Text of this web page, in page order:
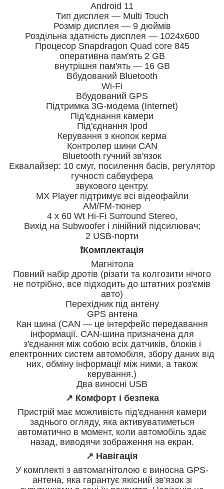
Android 11
Тип дисплея — Multi Touch
Розмір дисплея — 9 дюймів
Роздільна здатність дисплея — 1024х600
Процесор Snapdragon Quad core 845
оперативна пам'ять 2 GB
внутрішня пам'ять — 16 GB
Вбудований Bluetooth
Wi-Fi
Вбудований GPS
Підтримка 3G-модема (Internet)
Під'єднання камери
Під'єднання Ipod
Керування з кнопок керма
Контролер шини CAN
Bluetooth гучний зв'язок
Еквалайзер: 10 смуг, посилення басів, регулятор
гучності сабвуфера
звукового центру.
MX Player підтримує всі відеофайли
AM/FM-тюнер
4 х 60 Wt Hi-Fi Surround Stereo,
Вихід на Subwoofer і лінійний підсилювач;
2 USB-порти
❗️Комплектація
Магнітола
Повний набір дротів (різати та колгозити нічого
не потрібно, все підходить до штатних роз'ємів
авто)
Перехідник під антену
GPS антена
Кан шина (CAN — це інтерфейс передавання
інформації. CAN-шина призначена для
з'єднання між собою всіх датчиків, блоків і
електронних систем автомобіля, збору даних від
них, обміну інформації між ними, а також
керування.)
Два виносні USB
↗️ Комфорт і безпека
Пристрій має можливість під'єднання камери
заднього огляду, яка активуватиметься
автоматично в момент, коли автомобіль здає
назад, виводячи зображення на екран.
↗️ Навігація
У комплекті з автомагнітолою є виносна GPS-
антена, яка гарантує якісний зв'язок зі